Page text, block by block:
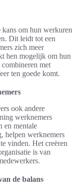
om hun werkuren
Dit leidt tot een
zich meer
hen mogelijk om hun
met
ten goede komt.
ook andere
werknemers
en mentale
helpen werknemers
vinden. Het creëren
is van
de balans